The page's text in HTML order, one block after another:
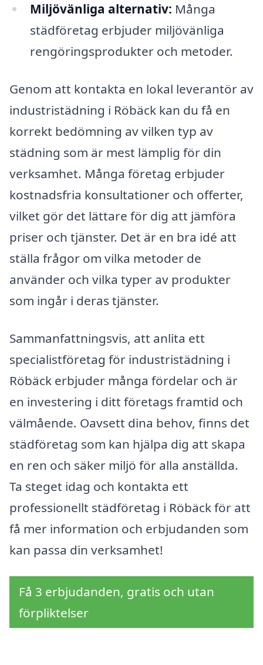
Miljövänliga alternativ: Många
städföretag erbjuder miljövänliga
rengöringsprodukter och metoder.
Genom att kontakta en lokal leverantör av
industristädning i Röbäck kan du få en
korrekt bedömning av vilken typ av
städning som är mest lämplig för din
verksamhet. Många företag erbjuder
kostnadsfria konsultationer och offerter,
vilket gör det lättare för dig att jämföra
priser och tjänster. Det är en bra idé att
ställa frågor om vilka metoder de
använder och vilka typer av produkter
som ingår i deras tjänster.
Sammanfattningsvis, att anlita ett
specialistföretag för industristädning i
Röbäck erbjuder många fördelar och är
en investering i ditt företags framtid och
välmående. Oavsett dina behov, finns det
städföretag som kan hjälpa dig att skapa
en ren och säker miljö för alla anställda.
Ta steget idag och kontakta ett
professionellt städföretag i Röbäck för att
få mer information och erbjudanden som
kan passa din verksamhet!
Få 3 erbjudanden, gratis och utan
förpliktelser